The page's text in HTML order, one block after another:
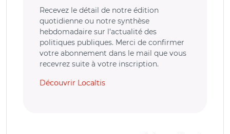
Recevez le détail de notre édition
quotidienne ou notre synthèse
hebdomadaire sur l’actualité des
politiques publiques. Merci de confirmer
votre abonnement dans le mail que vous
recevrez suite à votre inscription.
Découvrir Localtis